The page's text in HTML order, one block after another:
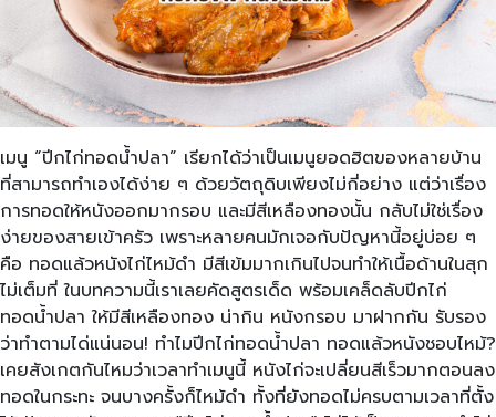
เมนู “ปีกไก่ทอดน้ำปลา” เรียกได้ว่าเป็นเมนูยอดฮิตของหลายบ้าน
ที่สามารถทำเองได้ง่าย ๆ ด้วยวัตถุดิบเพียงไม่กี่อย่าง แต่ว่าเรื่อง
การทอดให้หนังออกมากรอบ และมีสีเหลืองทองนั้น กลับไม่ใช่เรื่อง
ง่ายของสายเข้าครัว เพราะหลายคนมักเจอกับปัญหานี้อยู่บ่อย ๆ
คือ ทอดแล้วหนังไก่ไหม้ดำ มีสีเข้มมากเกินไปจนทำให้เนื้อด้านในสุก
ไม่เต็มที่ ในบทความนี้เราเลยคัดสูตรเด็ด พร้อมเคล็ดลับปีกไก่
ทอดน้ำปลา ให้มีสีเหลืองทอง น่ากิน หนังกรอบ มาฝากกัน รับรอง
ว่าทำตามได่แน่นอน! ทำไมปีกไก่ทอดน้ำปลา ทอดแล้วหนังชอบไหม้?
เคยสังเกตกันไหมว่าเวลาทำเมนูนี้ หนังไก่จะเปลี่ยนสีเร็วมากตอนลง
ทอดในกระทะ จนบางครั้งก็ไหม้ดำ ทั้งที่ยังทอดไม่ครบตามเวลาที่ตั้ง